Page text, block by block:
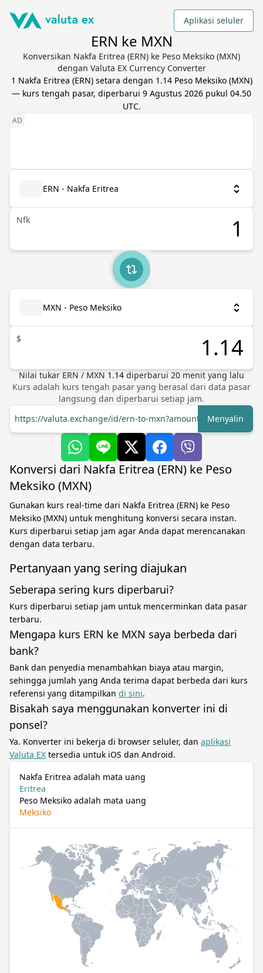
Aplikasi seluler
ERN ke MXN
Konversikan Nakfa Eritrea (ERN) ke Peso Meksiko (MXN)
dengan Valuta EX Currency Converter
1 Nakfa Eritrea (ERN) setara dengan 1.14 Peso Meksiko(MXN)
— kurs tengah pasar, diperbarui 9 Agustus 2026 pukul 04.50
UTC.
ERN - Nakfa Eritrea
Nfk
MXN - Peso Meksiko
$
Nilai tukar ERN / MXN 1.14 diperbarui 20 menit yang lalu
Kurs adalah kurs tengah pasar yang berasal dari data pasar
langsung dan diperbarui setiap jam.
https://valuta.exchange/id/ern-to-mxn?amount=1Menyalin
Konversi dari Nakfa Eritrea (ERN) ke Peso
Meksiko (MXN)
Gunakan kurs real-time dari Nakfa Eritrea (ERN) ke Peso
Meksiko (MXN) untuk menghitung konversi secara instan.
Kurs diperbarui setiap jam agar Anda dapat merencanakan
dengan data terbaru.
Pertanyaan yang sering diajukan
Seberapa sering kurs diperbarui?
Kurs diperbarui setiap jam untuk mencerminkan data pasar
terbaru.
Mengapa kurs ERN ke MXN saya berbeda dari
bank?
Bank dan penyedia menambahkan biaya atau margin,
sehingga jumlah yang Anda terima dapat berbeda dari kurs
referensi yang ditampilkan di sini.
Bisakah saya menggunakan konverter ini di
ponsel?
Ya. Konverter ini bekerja di browser seluler, dan aplikasi
Valuta EX tersedia untuk iOS dan Android.
Nakfa Eritrea adalah mata uang
Eritrea
Peso Meksiko adalah mata uang
Meksiko